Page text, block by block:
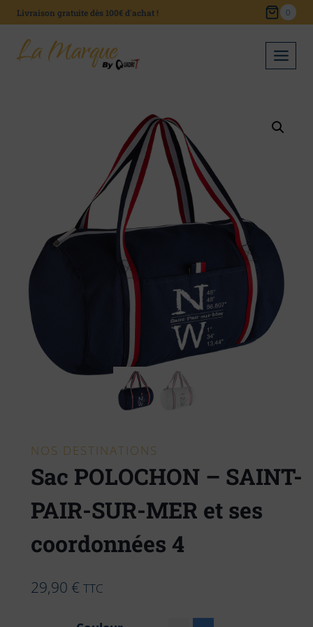
Skip
to
content
Livraison gratuite dès 100€ d'achat ! 0
NOS DESTINATIONS
Sac POLOCHON – SAINT-
PAIR-SUR-MER et ses
coordonnées 4
29,90 € TTC